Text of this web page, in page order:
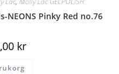
NEONS Pinky Red no.76
kr